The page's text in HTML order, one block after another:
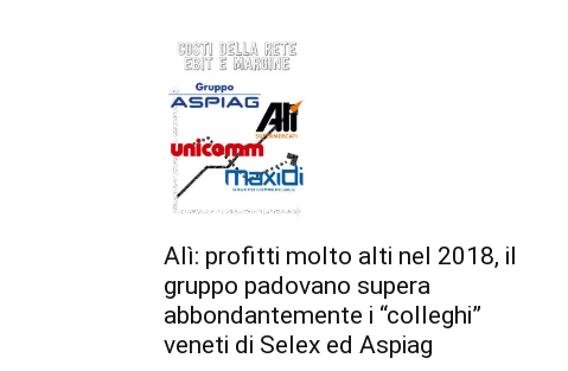
Alì: profitti molto alti nel 2018, il
gruppo padovano supera
abbondantemente i “colleghi”
veneti di Selex ed Aspiag